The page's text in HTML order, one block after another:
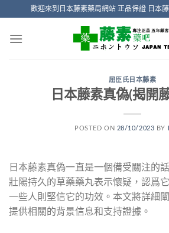
content
歡迎來到日本藤素藥局網站 正品保證 日本
屈臣氏日本藤素
日本藤素真偽(揭開
POSTED ON 28/10/2023 BY
日本藤素真偽一直是一個備受關注的
壯陽持久的草藥藥丸表示懷疑，認爲
一些人則堅信它的功效。本文將詳細
提供相關的背景信息和支持證據。